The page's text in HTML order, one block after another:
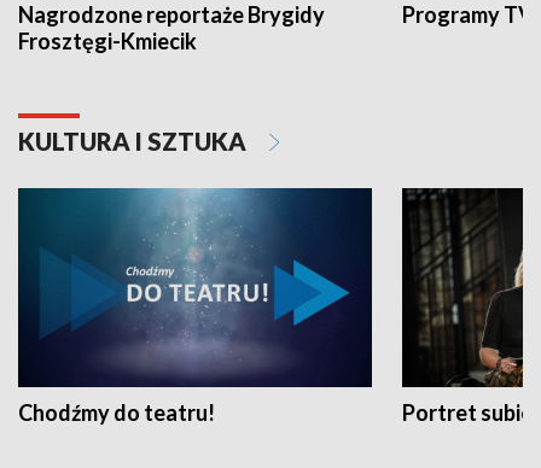
Nagrodzone reportaże Brygidy
Frosztęgi-Kmiecik
Programy
KULTURA I SZTUKA
Chodźmy do teatru! Portret